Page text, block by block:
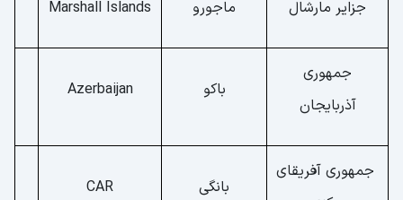
جزایر مارشال ماجورو Marshall Islands
جمهوری
آذربایجان
باکو Azerbaijan
جمهوری آفریقای
بانگی CAR